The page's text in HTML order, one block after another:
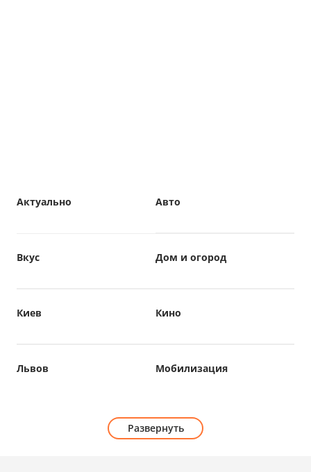
Авто
Актуально
Вкус Дом и огород
Киев Кино
Львов Мобилизация
Развернуть